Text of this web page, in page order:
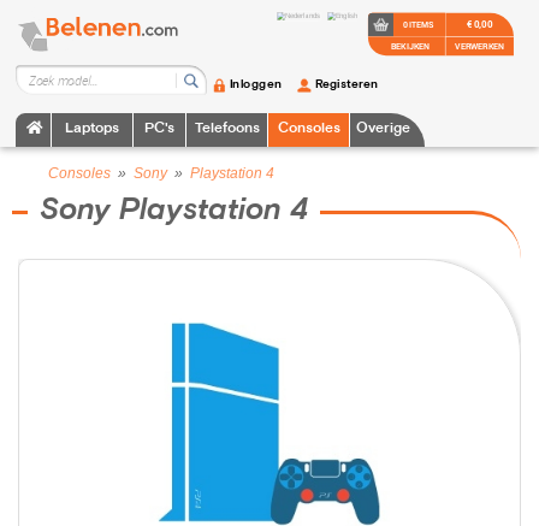
Laptops PC's Telefoons Consoles Overige
Inloggen Registeren
0 ITEMS
BEKIJKEN
€ 0,00
VERWERKEN
Consoles » Sony» Playstation 4
Sony Playstation 4